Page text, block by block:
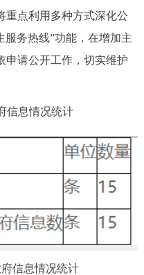
重点利用多种方式深化公
服务热线”功能，在增加主
申请公开工作，切实维护
信息情况统计
信息情况统计